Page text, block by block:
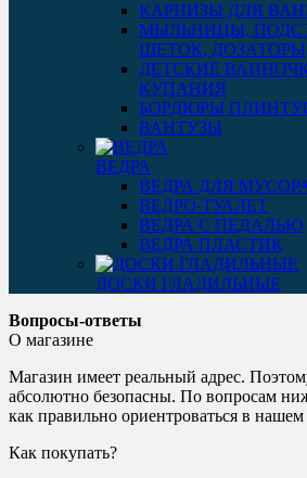
КАРНИЗЫ ДЛЯ
МЫЛЬНИЦЫ,
ЩЕТОК, ДОЗАТОРЫ
ДЕТСКИЕ
КУПАНИЯ
БОРДЮРЫ
ВАНТУЗЫ
ВЕДРА
ВЕДРА ДЛЯ
ВЕДРО-ТУАЛЕТ
ВЕДРА С ПЕДАЛЬЮ
ВЕДРА ПЛАСТИК
ДОСКИ ГЛАДИЛЬНЫЕ
Вопросы-ответы
О магазине
Магазин имеет реальный адрес.
абсолютно безопасны. По вопросам
как правильно ориентроваться в
Как покупать?